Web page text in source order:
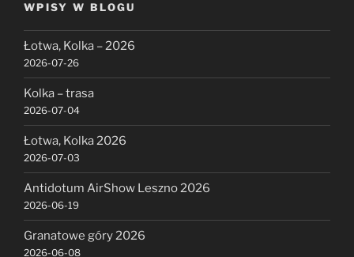
WPISY W BLOGU
Łotwa, Kolka – 2026
2026-07-26
Kolka – trasa
2026-07-04
Łotwa, Kolka 2026
2026-07-03
Antidotum AirShow Leszno 2026
2026-06-19
Granatowe góry 2026
2026-06-08